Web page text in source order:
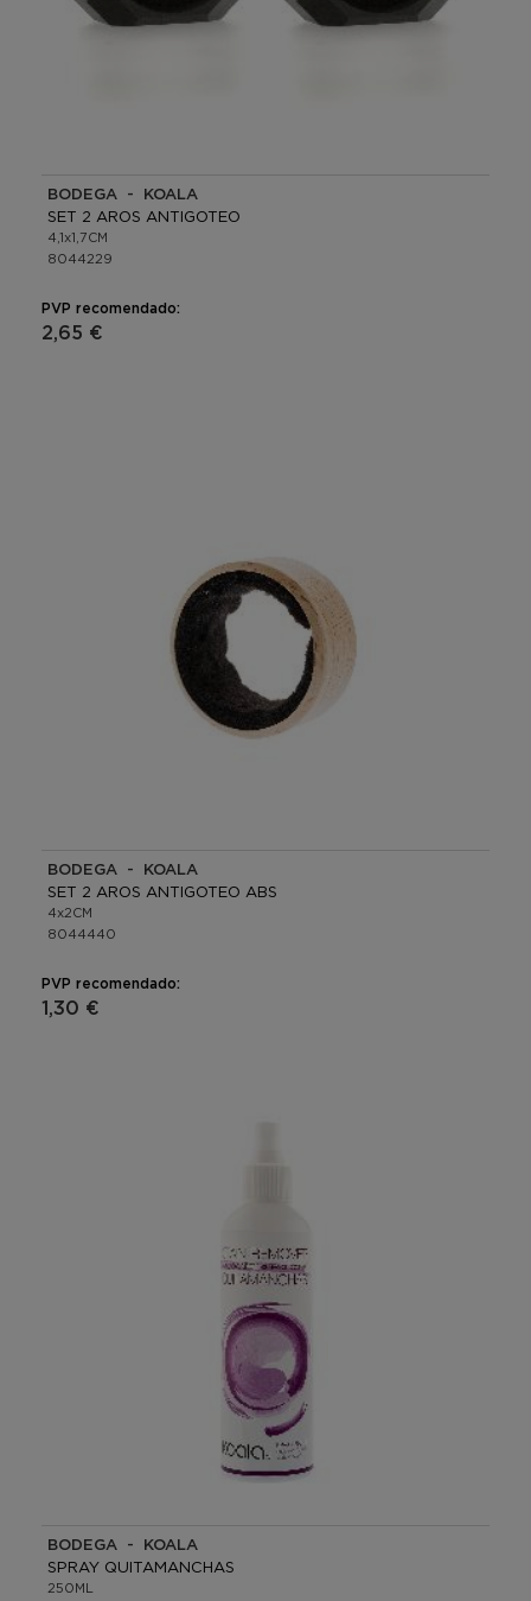
BODEGA - KOALA
SET 2 AROS ANTIGOTEO
4,1x1,7CM
8044229
PVP recomendado:
2,65 €
BODEGA - KOALA
SET 2 AROS ANTIGOTEO ABS
4x2CM
8044440
PVP recomendado:
1,30 €
BODEGA - KOALA
SPRAY QUITAMANCHAS
250ML